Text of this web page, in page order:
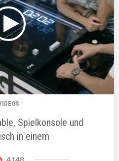
Spielkonsole und
in einem